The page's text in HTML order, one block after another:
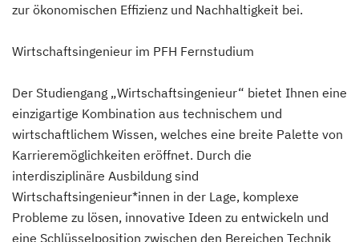
zur ökonomischen Effizienz und Nachhaltigkeit bei.
Wirtschaftsingenieur im PFH Fernstudium
Der Studiengang „Wirtschaftsingenieur“ bietet Ihnen eine
einzigartige Kombination aus technischem und
wirtschaftlichem Wissen, welches eine breite Palette von
Karrieremöglichkeiten eröffnet. Durch die
interdisziplinäre Ausbildung sind
Wirtschaftsingenieur*innen in der Lage, komplexe
Probleme zu lösen, innovative Ideen zu entwickeln und
eine Schlüsselposition zwischen den Bereichen Technik